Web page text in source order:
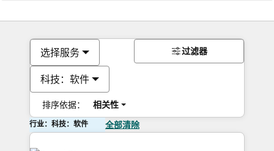
选择服务
科技：软件
排序依据： 相关性
过滤器
行业：科技：软件 全部清除